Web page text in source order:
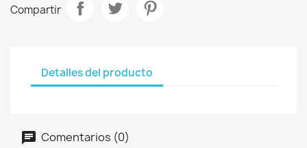
Compartir
Detalles del producto
Comentarios (0)